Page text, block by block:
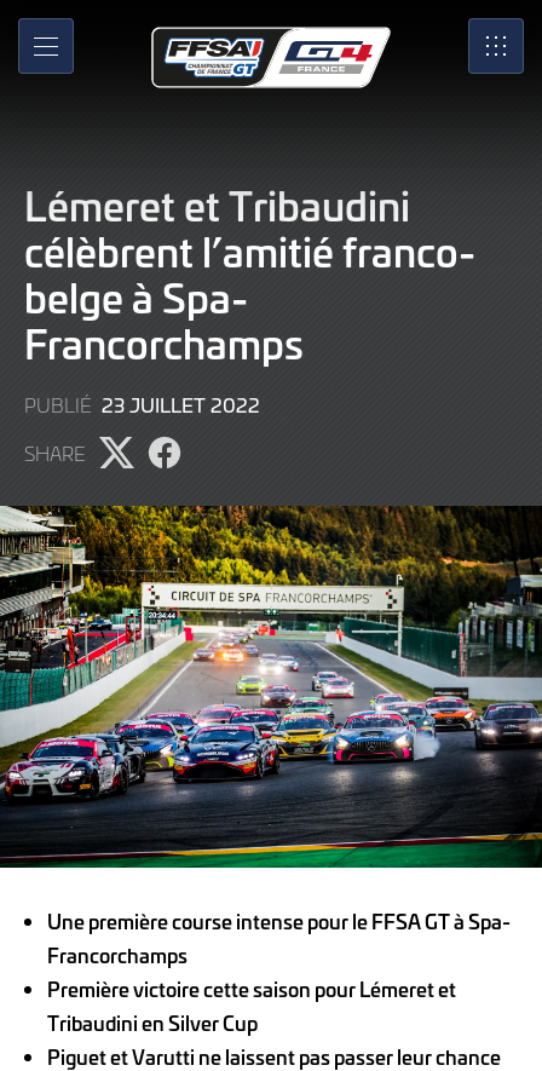
Skip
Main
MENU SRO
Lémeret et Tribaudini
célèbrent l’amitié franco-
belge à Spa-
Francorchamps
PUBLIÉ 23 JUILLET 2022
SHARE
Partager
sur
X
Partager
sur
Facebook
Une première course intense pour le FFSA GT à Spa-
Francorchamps
Première victoire cette saison pour Lémeret et
Tribaudini en Silver Cup
Piguet et Varutti ne laissent pas passer leur chance